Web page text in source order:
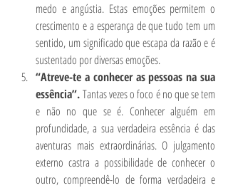
medo e angústia. Estas emoções permitem o
crescimento e a esperança de que tudo tem um
sentido, um significado que escapa da razão e é
sustentado por diversas emoções.
“Atreve-te a conhecer as pessoas na sua
essência”. Tantas vezes o foco é no que se tem
e não no que se é. Conhecer alguém em
profundidade, a sua verdadeira essência é das
aventuras mais extraordinárias. O julgamento
externo castra a possibilidade de conhecer o
outro, compreendê-lo de forma verdadeira e